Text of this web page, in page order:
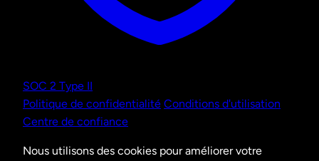
SOC 2 Type II
Politique de confidentialité Conditions d'utilisation
Centre de confiance
Nous utilisons des cookies pour améliorer votre